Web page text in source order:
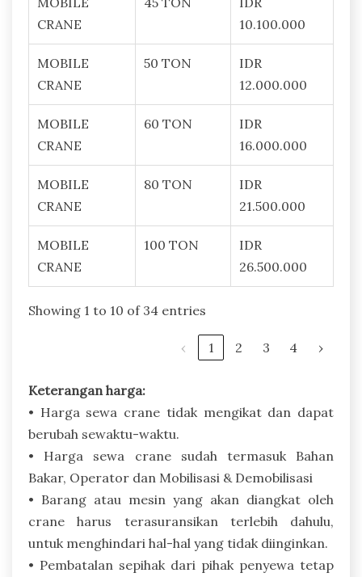
CRANE
10.100.000
MOBILE
CRANE
50 TON
IDR
12.000.000
MOBILE
CRANE
60 TON
IDR
16.000.000
MOBILE
CRANE
80 TON
IDR
21.500.000
MOBILE
CRANE
100 TON
IDR
26.500.000
Showing 1 to 10 of 34 entries
‹ 1 2 3 4 ›
Keterangan harga:
• Harga sewa crane tidak mengikat dan dapat
berubah sewaktu-waktu.
• Harga sewa crane sudah termasuk Bahan
Bakar, Operator dan Mobilisasi & Demobilisasi
• Barang atau mesin yang akan diangkat oleh
crane harus terasuransikan terlebih dahulu,
untuk menghindari hal-hal yang tidak diinginkan.
• Pembatalan sepihak dari pihak penyewa tetap